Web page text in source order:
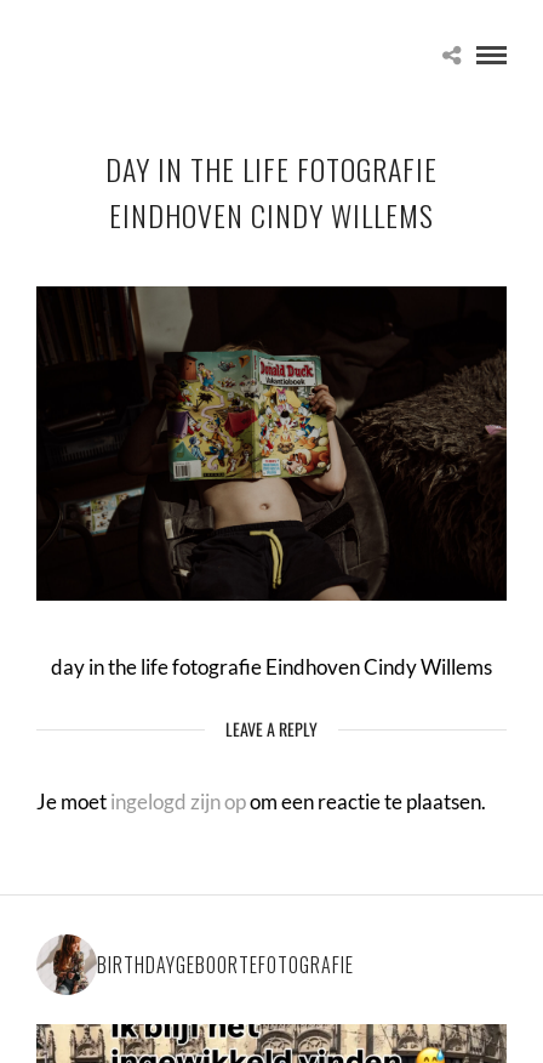
DAY IN THE LIFE FOTOGRAFIE
EINDHOVEN CINDY WILLEMS
day in the life fotografie Eindhoven Cindy Willems
LEAVE A REPLY
Je moetingelogd zijn opom een reactie te plaatsen.
BIRTHDAYGEBOORTEFOTOGRAFIE